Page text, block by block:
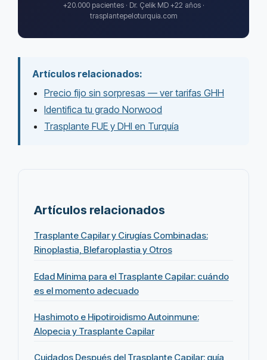
+20.000 pacientes · Dr. Çelik MD +22 años ·
trasplantepeloturquia.com
Artículos relacionados:
Precio fijo sin sorpresas — ver tarifas GHH
Identifica tu grado Norwood
Trasplante FUE y DHI en Turquía
Artículos relacionados
Trasplante Capilar y Cirugías Combinadas:
Rinoplastia, Blefaroplastia y Otros
Edad Mínima para el Trasplante Capilar: cuándo
es el momento adecuado
Hashimoto e Hipotiroidismo Autoinmune:
Alopecia y Trasplante Capilar
Cuidados Después del Trasplante Capilar: guía